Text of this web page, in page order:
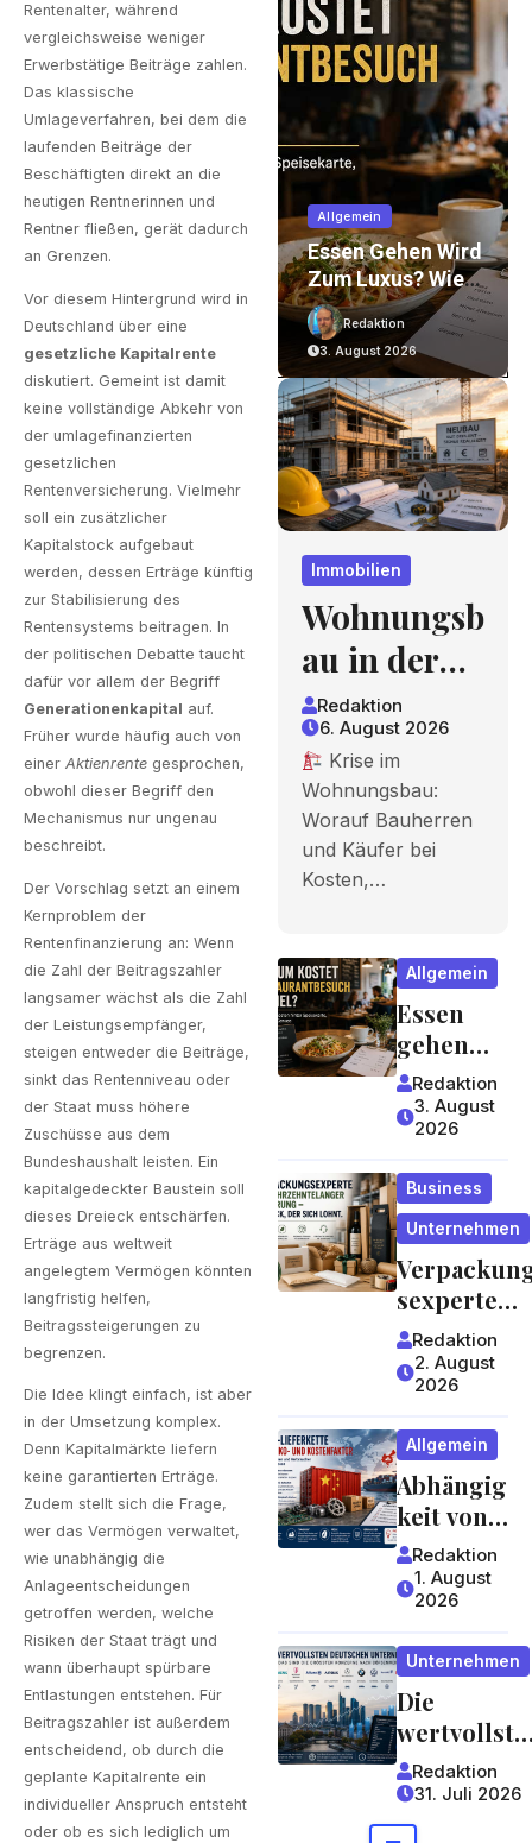
Rentenalter, während
vergleichsweise weniger
Erwerbstätige Beiträge zahlen.
Das klassische
Umlageverfahren, bei dem die
laufenden Beiträge der
Beschäftigten direkt an die
heutigen Rentnerinnen und
Rentner fließen, gerät dadurch
an Grenzen.
Vor diesem Hintergrund wird in
Deutschland über eine
gesetzliche Kapitalrente
diskutiert. Gemeint ist damit
keine vollständige Abkehr von
der umlagefinanzierten
gesetzlichen
Rentenversicherung. Vielmehr
soll ein zusätzlicher
Kapitalstock aufgebaut
werden, dessen Erträge künftig
zur Stabilisierung des
Rentensystems beitragen. In
der politischen Debatte taucht
dafür vor allem der Begriff
Generationenkapital auf.
Früher wurde häufig auch von
einer Aktienrente gesprochen,
obwohl dieser Begriff den
Mechanismus nur ungenau
beschreibt.
Der Vorschlag setzt an einem
Kernproblem der
Rentenfinanzierung an: Wenn
die Zahl der Beitragszahler
langsamer wächst als die Zahl
der Leistungsempfänger,
steigen entweder die Beiträge,
sinkt das Rentenniveau oder
der Staat muss höhere
Zuschüsse aus dem
Bundeshaushalt leisten. Ein
kapitalgedeckter Baustein soll
dieses Dreieck entschärfen.
Erträge aus weltweit
angelegtem Vermögen könnten
langfristig helfen,
Beitragssteigerungen zu
begrenzen.
Die Idee klingt einfach, ist aber
in der Umsetzung komplex.
Denn Kapitalmärkte liefern
keine garantierten Erträge.
Zudem stellt sich die Frage,
wer das Vermögen verwaltet,
wie unabhängig die
Anlageentscheidungen
getroffen werden, welche
Risiken der Staat trägt und
wann überhaupt spürbare
Entlastungen entstehen. Für
Beitragszahler ist außerdem
entscheidend, ob durch die
geplante Kapitalrente ein
individueller Anspruch entsteht
oder ob es sich lediglich um
In
Essen Gehen Wird
Gastronomiepreis
E Entstehen Und
Worauf Gäste
Achten Können
Redaktion
3. August 2026
Unternehmen
Verpackungsexpe
Rte Mit
Jahrzehntelanger
Erfahrung – Ein
Blick, Der Sich
Lohnt
Redaktion
2. August 2026
Immobilien
Wohnungsb
au in der
Krise:
Worauf
Bauherren
und Käufer
bei Kosten,
ng und
Zeitplan
achten
sollten
Redaktion
6. August 2026
Krise im
Wohnungsbau:
Worauf Bauherren
und Käufer bei
Kosten,…
Allgemein
Essen
gehen
wird zum
Luxus?
Wie
Gastrono
miepreis
e
entstehe
n und
worauf
Gäste
achten
Redaktion
3. August
2026
Business
Unternehmen
sexperte
mit
jahrzehntel
anger
Erfahrung
ein Blick,
der sich
lohnt
Redaktion
2. August
2026
Allgemein
Abhängig
keit von
China:
Welche
Risiken
Lieferket
ten für
Unterneh
men und
Verbrauc
her
bergen
Redaktion
1. August
2026
Unternehmen
Die
wertvollste
n
deutschen
Konzerne
Redaktion
31. Juli 2026